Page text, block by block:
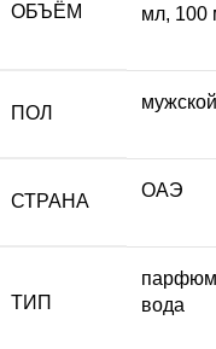
ОБЪЁМ
мл, 100
ПОЛ
мужской
СТРАНА
ОАЭ
ТИП
вода